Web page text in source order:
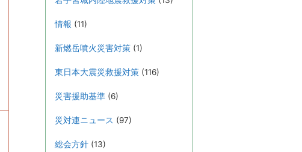
情報 (11)
新燃岳噴火災害対策 (1)
東日本大震災救援対策 (116)
災害援助基準 (6)
災対連ニュース (97)
総会方針 (13)